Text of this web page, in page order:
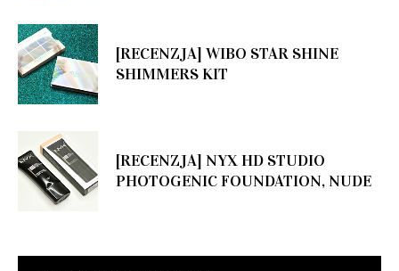
[RECENZJA] WIBO STAR SHINE
SHIMMERS KIT
[RECENZJA] NYX HD STUDIO
PHOTOGENIC FOUNDATION, NUDE